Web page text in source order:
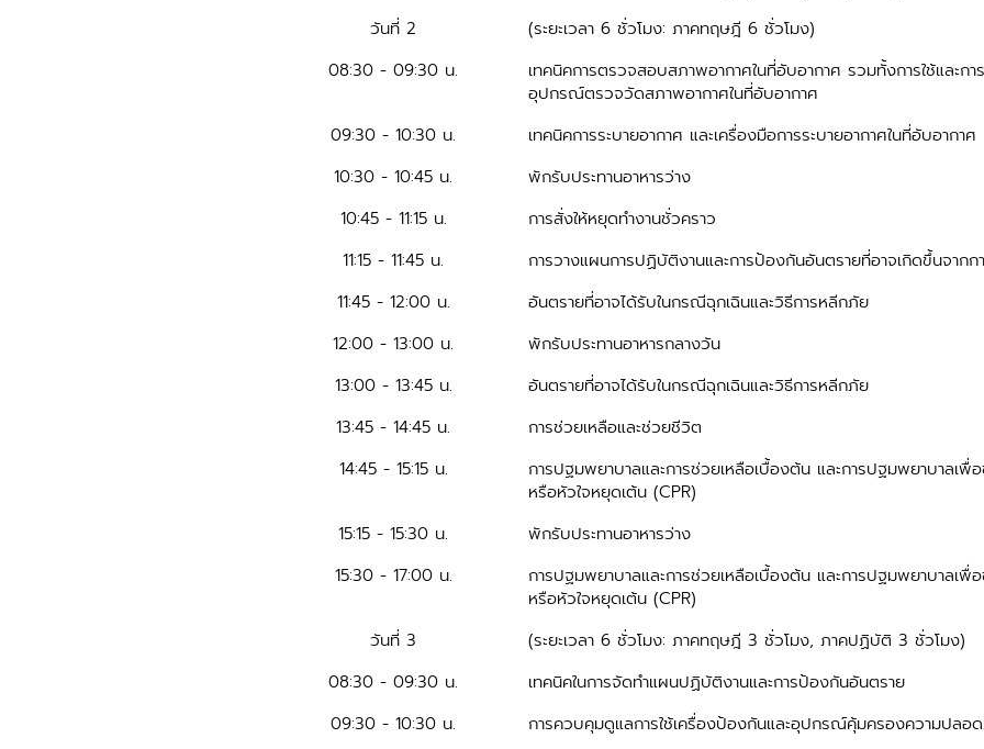
วันที่ 2
(ระยะเวลา 6 ชั่วโมง: ภาคทฤษฎี 6 ชั่วโมง)
08:30 - 09:30 น.
เทคนิคการตรวจสอบสภาพอากาศในที่อับอากาศ รวมทั้งการใช้และก
อุปกรณ์ตรวจวัดสภาพอากาศในที่อับอากาศ
09:30 - 10:30 น.
เทคนิคการระบายอากาศ และเครื่องมือการระบายอากาศในที่อับอากาศ
10:30 - 10:45 น.
พักรับประทานอาหารว่าง
10:45 - 11:15 น.
การสั่งให้หยุดทำงานชั่วคราว
11:15 - 11:45 น.
การวางแผนการปฏิบัติงานและการป้องกันอันตรายที่อาจเกิดขึ้นจากก
11:45 - 12:00 น.
อันตรายที่อาจได้รับในกรณีฉุกเฉินและวิธีการหลีกภัย
12:00 - 13:00 น.
พักรับประทานอาหารกลางวัน
13:00 - 13:45 น.
อันตรายที่อาจได้รับในกรณีฉุกเฉินและวิธีการหลีกภัย
13:45 - 14:45 น.
การช่วยเหลือและช่วยชีวิต
14:45 - 15:15 น.
การปฐมพยาบาลและการช่วยเหลือเบื้องต้น และการปฐมพยาบาลเพื่
หรือหัวใจหยุดเต้น (CPR)
15:15 - 15:30 น.
พักรับประทานอาหารว่าง
15:30 - 17:00 น.
การปฐมพยาบาลและการช่วยเหลือเบื้องต้น และการปฐมพยาบาลเพื่
หรือหัวใจหยุดเต้น (CPR)
วันที่ 3
(ระยะเวลา 6 ชั่วโมง: ภาคทฤษฎี 3 ชั่วโมง, ภาคปฏิบัติ 3 ชั่วโมง)
08:30 - 09:30 น.
เทคนิคในการจัดทำแผนปฏิบัติงานและการป้องกันอันตราย
09:30 - 10:30 น.
การควบคุมดูแลการใช้เครื่องป้องกันและอุปกรณ์คุ้มครองความปลอ